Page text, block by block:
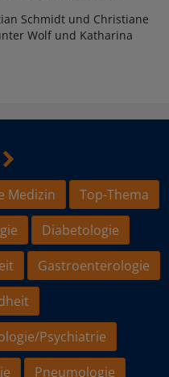
Schmidt und Christiane
Wolf und Katharina
Medizin
Top-Thema
Diabetologie
Gastroenterologie
Psychiatrie
Pneumologie